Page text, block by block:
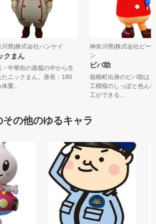
川県|株式会社ハンケイ
クまん
・中華街の蒸籠の中から生
たニックまん。身長：180
ｍ体重...
神奈川県|株式会社ビ
ン
ビバ助
箱根町出身のビバ助は
工模様のしっぽと色ん
工ができる...
その他のゆるキャラ